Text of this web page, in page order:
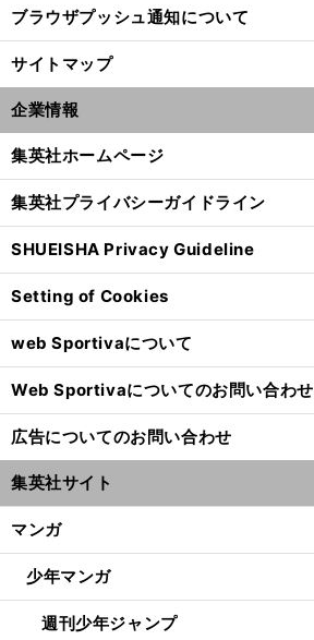
ブラウザプッシュ通知について
サイトマップ
企業情報
集英社ホームページ
集英社プライバシーガイドライン
SHUEISHA Privacy Guideline
Setting of Cookies
web Sportivaについて
Web Sportivaについてのお問い合わせ
広告についてのお問い合わせ
集英社サイト
マンガ
少年マンガ
週刊少年ジャンプ